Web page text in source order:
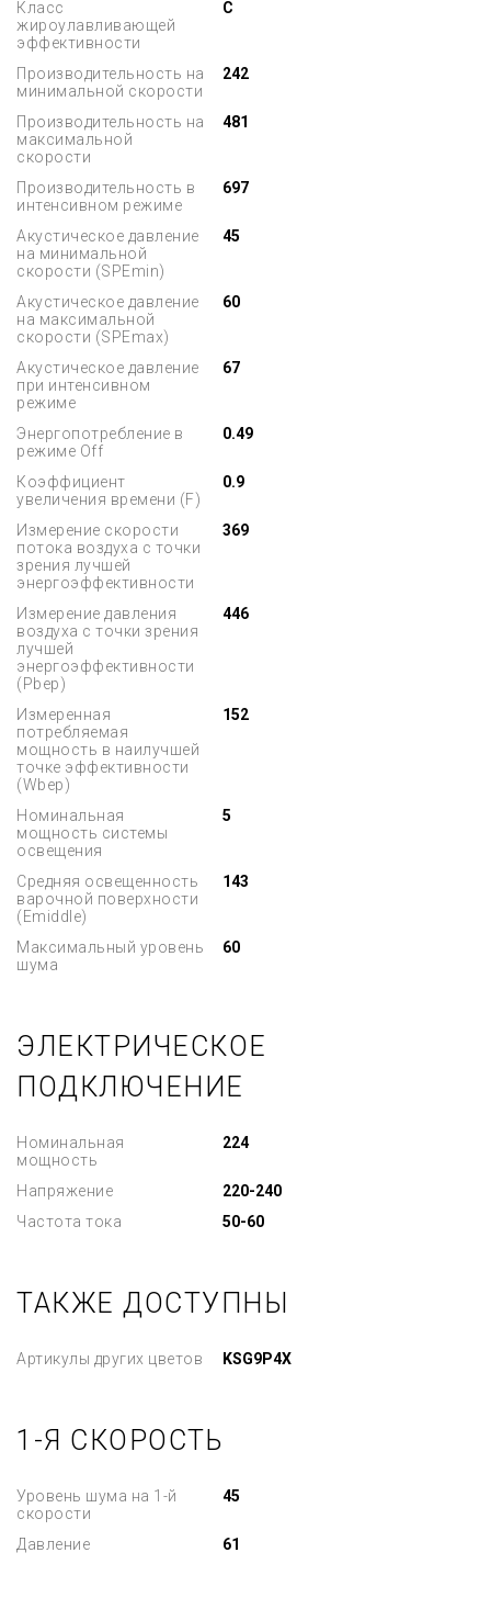
Класс
жироулавливающей
эффективности
C
Производительность на
минимальной скорости
242
Производительность на
максимальной
скорости
481
Производительность в
интенсивном режиме
697
Акустическое давление
на минимальной
скорости (SPEmin)
45
Акустическое давление
на максимальной
скорости (SPEmax)
60
Акустическое давление
при интенсивном
режиме
67
Энергопотребление в
режиме Off
0.49
Коэффициент
увеличения времени (F)
0.9
Измерение скорости
потока воздуха с точки
зрения лучшей
энергоэффективности
369
Измерение давления
воздуха с точки зрения
лучшей
энергоэффективности
(Pbep)
446
Измеренная
потребляемая
мощность в наилучшей
точке эффективности
(Wbep)
152
Номинальная
мощность системы
освещения
5
Средняя освещенность
варочной поверхности
(Emiddle)
143
Максимальный уровень
шума
60
ЭЛЕКТРИЧЕСКОЕ
ПОДКЛЮЧЕНИЕ
Номинальная
мощность
224
Напряжение
220-240
Частота тока
50-60
ТАКЖЕ ДОСТУПНЫ
Артикулы других цветов KSG9P4X
1-Я СКОРОСТЬ
Уровень шума на 1-й
скорости
45
Давление 61